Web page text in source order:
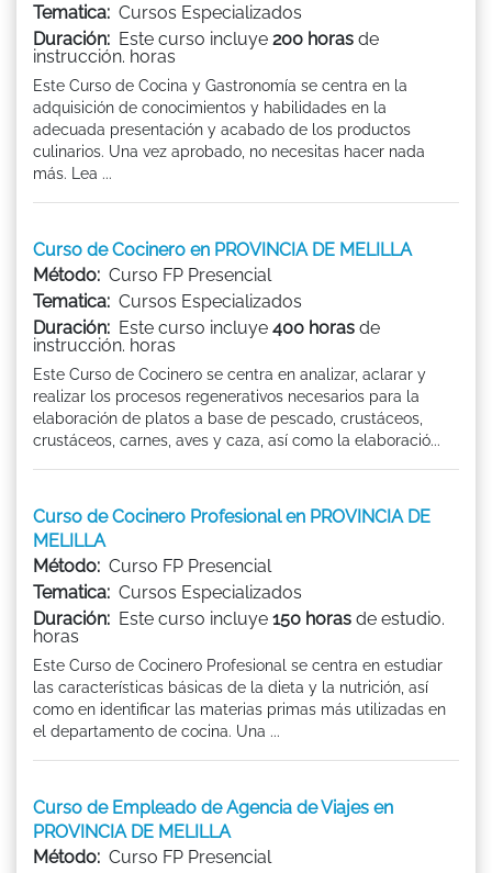
Tematica: Cursos Especializados
Duración: Este curso incluye 200 horas de
instrucción. horas
Este Curso de Cocina y Gastronomía se centra en la
adquisición de conocimientos y habilidades en la
adecuada presentación y acabado de los productos
culinarios. Una vez aprobado, no necesitas hacer nada
más. Lea ...
Curso de Cocinero en PROVINCIA DE MELILLA
Método: Curso FP Presencial
Tematica: Cursos Especializados
Duración: Este curso incluye 400 horas de
instrucción. horas
Este Curso de Cocinero se centra en analizar, aclarar y
realizar los procesos regenerativos necesarios para la
elaboración de platos a base de pescado, crustáceos,
crustáceos, carnes, aves y caza, así como la elaboració...
Curso de Cocinero Profesional en PROVINCIA DE
MELILLA
Método: Curso FP Presencial
Tematica: Cursos Especializados
Duración: Este curso incluye 150 horas de estudio.
horas
Este Curso de Cocinero Profesional se centra en estudiar
las características básicas de la dieta y la nutrición, así
como en identificar las materias primas más utilizadas en
el departamento de cocina. Una ...
Curso de Empleado de Agencia de Viajes en
PROVINCIA DE MELILLA
Método: Curso FP Presencial